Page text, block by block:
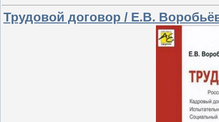
Трудовой договор / Е.В.